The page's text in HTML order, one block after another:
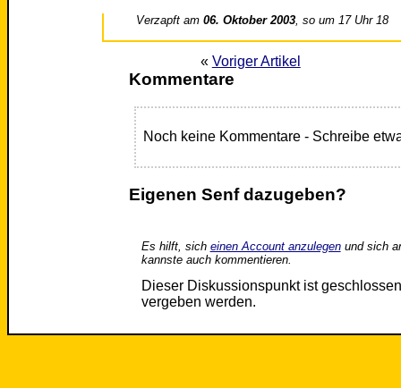
Verzapft am06. Oktober 2003, so um 17 Uhr 18
« Voriger Artikel
Kommentare
Noch keine Kommentare - Schreibe
Eigenen Senf dazugeben?
Es hilft, sich einen Account anzulegenund sich
kannste auch kommentieren.
Dieser Diskussionspunkt ist
vergeben werden.